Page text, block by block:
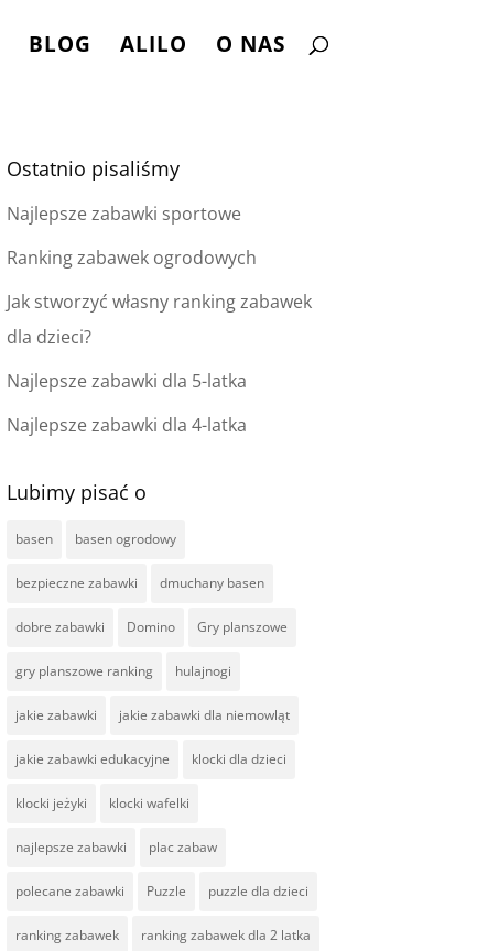
BLOG ALILO O NAS
Ostatnio pisaliśmy
Najlepsze zabawki sportowe
Ranking zabawek ogrodowych
Jak stworzyć własny ranking zabawek
dla dzieci?
Najlepsze zabawki dla 5-latka
Najlepsze zabawki dla 4-latka
Lubimy pisać o
basen basen ogrodowy
bezpieczne zabawki dmuchany basen
dobre zabawki Domino Gry planszowe
gry planszowe ranking hulajnogi
jakie zabawki jakie zabawki dla niemowląt
jakie zabawki edukacyjne klocki dla dzieci
klocki jeżyki klocki wafelki
najlepsze zabawki plac zabaw
polecane zabawki Puzzle puzzle dla dzieci
ranking zabawek ranking zabawek dla 2 latka